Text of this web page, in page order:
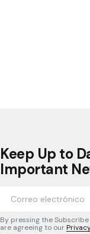
Keep Up to
Important
By pressing the
are agreeing to our